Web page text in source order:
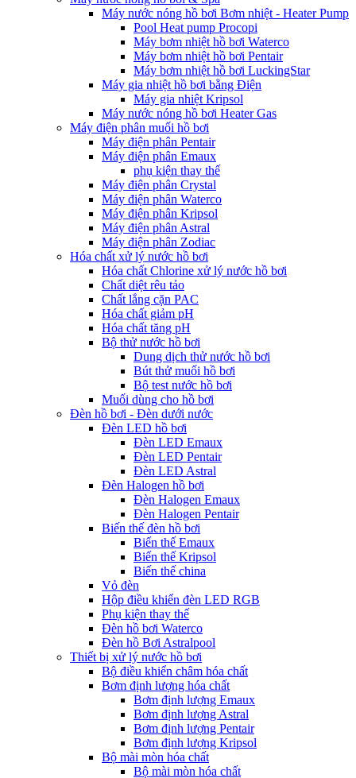
Máy nước nóng hồ bơi Bơm nhiệt - Heater Pump
Pool Heat pump Procopi
Máy bơm nhiệt hồ bơi Waterco
Máy bơm nhiệt hồ bơi Pentair
Máy bơm nhiệt hồ bơi LuckingStar
Máy gia nhiệt hồ bơi bằng Điện
Máy gia nhiệt Kripsol
Máy nước nóng hồ bơi Heater Gas
Máy điện phân muối hồ bơi
Máy điện phân Pentair
Máy điện phân Emaux
phụ kiện thay thế
Máy điện phân Crystal
Máy điện phân Waterco
Máy điện phân Kripsol
Máy điện phân Astral
Máy điện phân Zodiac
Hóa chất xử lý nước hồ bơi
Hóa chất Chlorine xử lý nước hồ bơi
Chất diệt rêu tảo
Chất lắng cặn PAC
Hóa chất giảm pH
Hóa chất tăng pH
Bộ thử nước hồ bơi
Dung dịch thử nước hồ bơi
Bút thử muối hồ bơi
Bộ test nước hồ bơi
Muối dùng cho hồ bơi
Đèn hồ bơi - Đèn dưới nước
Đèn LED hồ bơi
Đèn LED Emaux
Đèn LED Pentair
Đèn LED Astral
Đèn Halogen hồ bơi
Đèn Halogen Emaux
Đèn Halogen Pentair
Biến thế đèn hồ bơi
Biến thế Emaux
Biến thế Kripsol
Biến thế china
Vỏ đèn
Hộp điều khiển đèn LED RGB
Phụ kiện thay thế
Đèn hồ bơi Waterco
Đèn hồ Bơi Astralpool
Thiết bị xử lý nước hồ bơi
Bộ điều khiển châm hóa chất
Bơm định lượng hóa chất
Bơm định lượng Emaux
Bơm định lượng Astral
Bơm định lượng Pentair
Bơm định lượng Kripsol
Bộ mài mòn hóa chất
Bộ mài mòn hóa chất